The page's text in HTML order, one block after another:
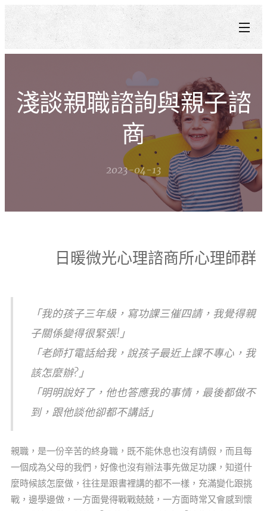
淺談親職諮詢與親子諮
商
2023-04-13
日暖微光心理諮商所心理師群
「我的孩子三年級，寫功課三催四請，我覺得親
子關係變得很緊張!」
「老師打電話給我，說孩子最近上課不專心，我
該怎麼辦?」
「明明說好了，他也答應我的事情，最後都做不
到，跟他談他卻都不講話」
親職，是一份辛苦的終身職，既不能休息也沒有請假，而且每
一個成為父母的我們，好像也沒有辦法事先做足功課，知道什
麼時候該怎麼做，往往是跟書裡講的都不一樣，充滿變化跟挑
戰，邊學邊做，一方面覺得戰戰兢兢，一方面時常又會感到懷